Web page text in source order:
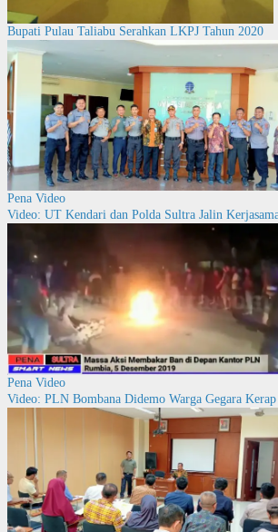
Bupati Pulau Taliabu Serahkan LKPJ Tahun 2020
Pena Video
Video: UT Kendari dan Polda Sultra Jalin
Pena Video
Video: PLN Bombana Didemo Warga Gegara